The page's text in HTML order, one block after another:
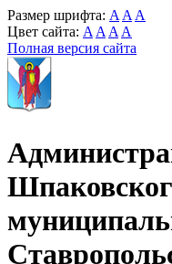
Размер шрифта: A A A
Цвет сайта: A A A A
Полная версия сайта